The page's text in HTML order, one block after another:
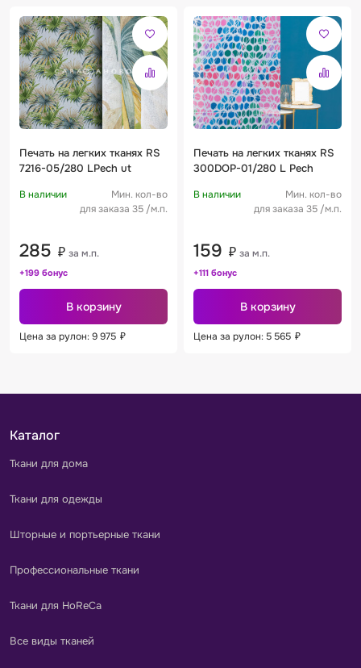
Печать на легких тканях RS
7216-05/280 LPech ut
В наличии
Мин. кол-во
для заказа 35 /м.п.
285 ₽ за м.п.
+199 бонус
В корзину
Цена за рулон: 9 975 ₽
Печать на легких тканях RS
300DOP-01/280 L Pech
В наличии
Мин. кол-во
для заказа 35 /м.п.
159 ₽ за м.п.
+111 бонус
В корзину
Цена за рулон: 5 565 ₽
Каталог
Ткани для дома
Ткани для одежды
Шторные и портьерные ткани
Профессиональные ткани
Ткани для HoReCa
Все виды тканей